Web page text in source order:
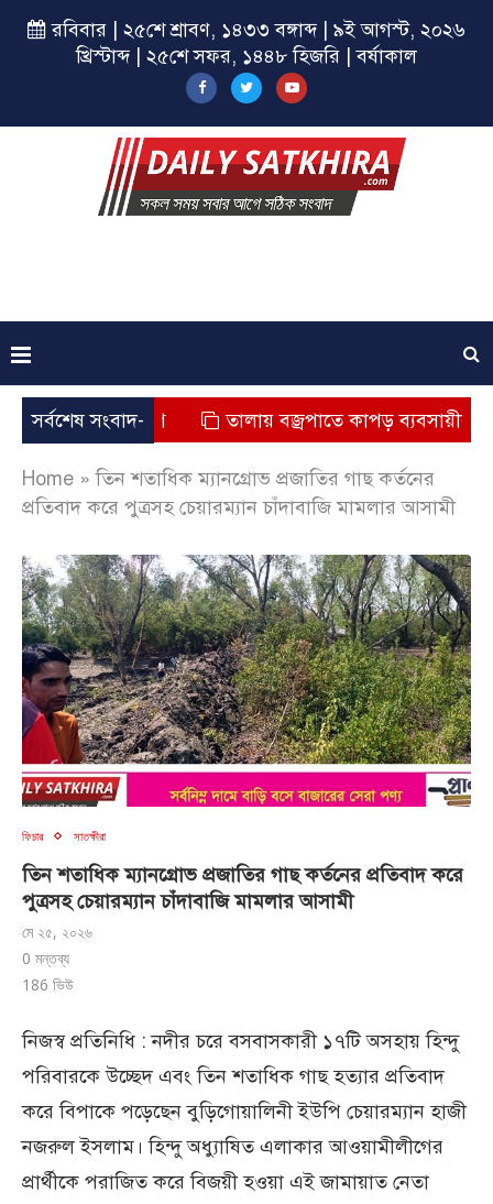
রবিবার | ২৫শে শ্রাবণ, ১৪৩৩ বঙ্গাব্দ | ৯ই আগস্ট, ২০২৬
খ্রিস্টাব্দ | ২৫শে সফর, ১৪৪৮ হিজরি | বর্ষাকাল
সর্বশেষ সংবাদ-
অভিযোগ তালায় বজ্রপাতে কাপড় ব্যবসায়ীর মৃত্যু
Home »তিন শতাধিক ম্যানগ্রোভ প্রজাতির গাছ কর্তনের
প্রতিবাদ করে পুত্রসহ চেয়ারম্যান চাঁদাবাজি মামলার আসামী
ফিচার সাতক্ষীরা
তিন শতাধিক ম্যানগ্রোভ প্রজাতির গাছ কর্তনের প্রতিবাদ করে
পুত্রসহ চেয়ারম্যান চাঁদাবাজি মামলার আসামী
মে ২৫, ২০২৬
0 মন্তব্য
186 ভিউ
নিজস্ব প্রতিনিধি : নদীর চরে বসবাসকারী ১৭টি অসহায় হিন্দু
পরিবারকে উচ্ছেদ এবং তিন শতাধিক গাছ হত্যার প্রতিবাদ
করে বিপাকে পড়েছেন বুড়িগোয়ালিনী ইউপি চেয়ারম্যান হাজী
নজরুল ইসলাম। হিন্দু অধ্যুাষিত এলাকার আওয়ামীলীগের
প্রার্থীকে পরাজিত করে বিজয়ী হওয়া এই জামায়াত নেতা